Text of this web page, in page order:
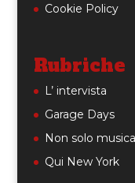
Cookie Policy
Rubriche
L’ intervista
Garage Days
Non solo musica
Qui New York